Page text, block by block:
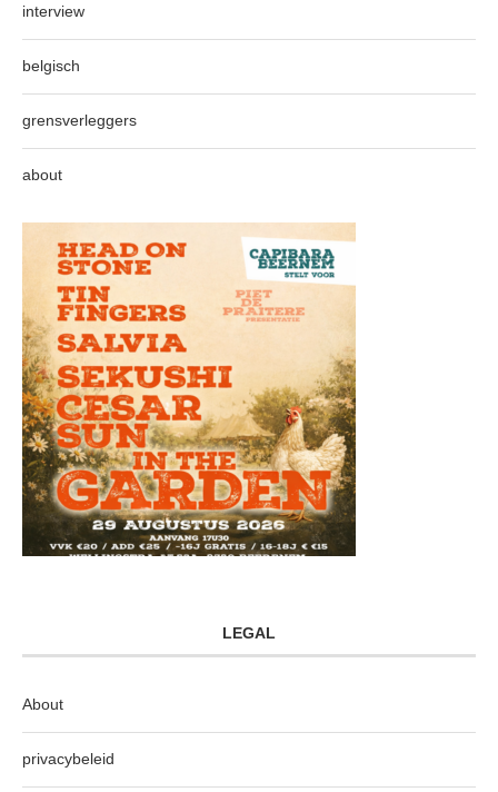
interview
belgisch
grensverleggers
about
LEGAL
About
privacybeleid